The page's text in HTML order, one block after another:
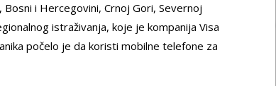
i Hercegovini, Crnoj Gori, Severnoj
istraživanja, koje je kompanija Visa
počelo je da koristi mobilne telefone za